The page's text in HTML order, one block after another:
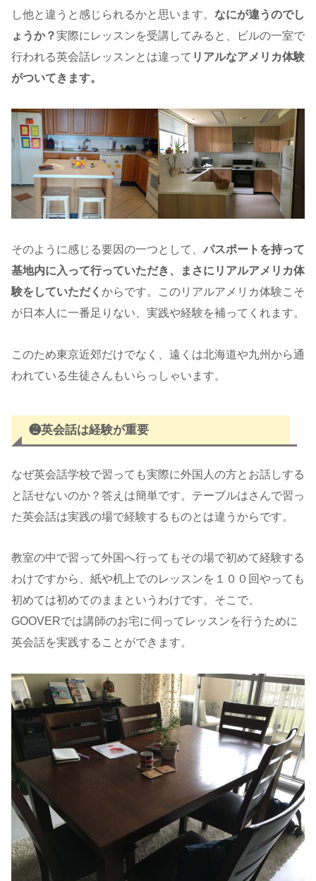
し他と違うと感じられるかと思います。 なにが違うのでし
ょうか？実際にレッスンを受講してみると、ビルの一室で
行われる英会話レッスンとは違って リアルなアメリカ体験
がついてきます。
そのように感じる要因の一つとして、 パスポートを持って
基地内に入って行っていただき、まさにリアルアメリカ体
験をしていただく からです。このリアルアメリカ体験こそ
が日本人に一番足りない、実践や経験を補ってくれます。
このため東京近郊だけでなく、遠くは北海道や九州から通
われている生徒さんもいらっしゃいます。
❷英会話は経験が重要
なぜ英会話学校で習っても実際に外国人の方とお話しする
と話せないのか？答えは簡単です。テーブルはさんで習っ
た英会話は実践の場で経験するものとは違うからです。
教室の中で習って外国へ行ってもその場で初めて経験する
わけですから、紙や机上でのレッスンを１００回やっても
初めては初めてのままというわけです。そこで、
GOOVERでは講師のお宅に伺ってレッスンを行うために
英会話を実践することができます。